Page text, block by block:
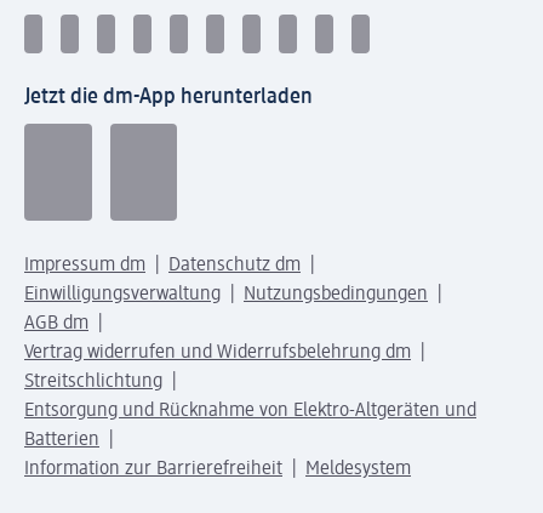
Jetzt die dm-App herunterladen
Impressum dm
Datenschutz dm
Einwilligungsverwaltung
Nutzungsbedingungen
AGB dm
Vertrag widerrufen und Widerrufsbelehrung dm
Streitschlichtung
Entsorgung und Rücknahme von Elektro-Altgeräten und
Batterien
Information zur Barrierefreiheit
Meldesystem